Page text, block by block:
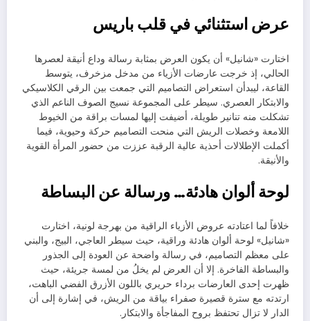
عرض استثنائي في قلب باريس
اختارت «شانيل» أن يكون العرض بمثابة رسالة وداع أنيقة لعصرها
الحالي، إذ خرجت عارضات الأزياء من مدخل مزخرف، يتوسط
القاعة، ليبدأن استعراض التصاميم التي جمعت بين الرقي الكلاسيكي
والابتكار العصري. سيطر على المجموعة نسيج الصوف الناعم الذي
تشكلت منه تنانير طويلة، أضيفت إليها لمسات براقة من الخيوط
اللامعة وخصلات الريش التي منحت التصاميم حركة وحيوية، فيما
أكملت الإطلالات أحذية عالية الرقبة عززت من حضور المرأة القوية
والأنيقة.
لوحة ألوان هادئة… ورسالة عن البساطة
خلافاً لما اعتادته عروض الأزياء الراقية من بهرجة لونية، اختارت
«شانيل» لوحة ألوان هادئة وراقية، حيث سيطر العاجي، البيج، والبني
على معظم التصاميم، في رسالة واضحة عن العودة إلى الجذور
والبساطة الفاخرة. إلا أن العرض لم يخلُ من لمسة جريئة، حيث
ظهرت إحدى العارضات برداء حريري باللون الأزرق الفضي الباهت،
ارتدته مع سترة قصيرة صفراء بياقة من الريش، في إشارة إلى أن
الدار لا تزال تحتفظ بروح المفاجأة والابتكار.